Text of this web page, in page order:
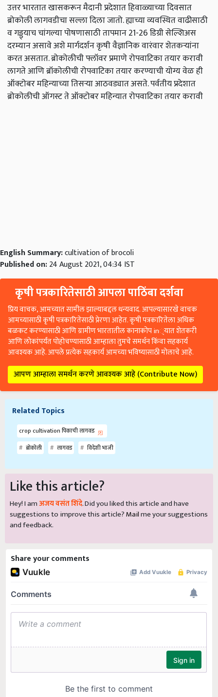
उत्तर भारतात खासकरून मैदानी प्रदेशात हिवाळ्याच्या दिवसात
ब्रोकोली लागवडीचा सल्ला दिला जातो. ह्याच्या व्यवस्थित वाढीसाठी
व गड्ड्याच चांगल्या पोषणासाठी तापमान 21-26 डिग्री सेल्शिअस
दरम्यान असावे अशे मार्गदर्शन कृषी वैज्ञानिक वारंवार शेतकऱ्यांना
करत असतात. ब्रोकोलीची फ्लॉवर प्रमाणे रोपवाटिका तयार करावी
लागते आणि ब्रॉकोलीची रोपवाटिका तयार करण्याची योग्य वेळ ही
ऑक्टोबर महिन्याच्या तिसऱ्या आठवड्यात असते. पर्वतीय प्रदेशात
ब्रोकोलीची ऑगस्ट ते ऑक्टोबर महिन्यात रोपवाटिका तयार करावी
English Summary:cultivation of brocoli
Published on:24 August 2021, 04:34 IST
कृषी पत्रकारितेसाठी आपला पाठिंबा दर्शवा
प्रिय वाचक, आमच्यात सामील झाल्याबद्दल धन्यवाद. आपल्यासारखे वाचक
आमच्यासाठी कृषी पत्रकारितेसाठी प्रेरणा आहेत. कृषी पत्रकारितेला अधिक
बळकट करण्यासाठी आणि ग्रामीण भारतातील कानाकोप in्यात शेतकरी
आणि लोकांपर्यंत पोहोचण्यासाठी आम्हाला तुमचे समर्थन किंवा सहकार्य
आवश्यक आहे. आपले प्रत्येक सहकार्य आमच्या भविष्यासाठी मोलाचे आहे.
आपण आम्हाला समर्थन करणे आवश्यक आहे (Contribute Now)
Related Topics
crop cultivation पिकाची लागवड
ब्रोकोली
लागवड विदेशी भाजी
Like this article?
Hey! I amअजय वसंत शिंदे. Did you liked this article and have
suggestions to improve this article?Mailme your suggestions
and feedback.
Share your comments